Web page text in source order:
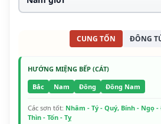
CUNG TỐN ĐÔNG
HƯỚNG MIỆNG BẾP (CÁT)
Bắc
Nam Đông Đông Nam
Các sơn tốt: Nhâm - Tý - Quý, Bính - Ngọ
Thìn - Tốn - Tỵ